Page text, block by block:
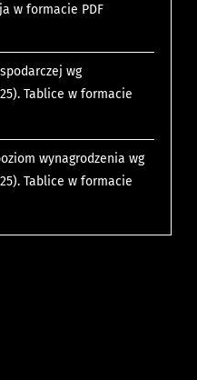
w formacie PDF
wg
Tablice w formacie
wynagrodzenia wg
Tablice w formacie